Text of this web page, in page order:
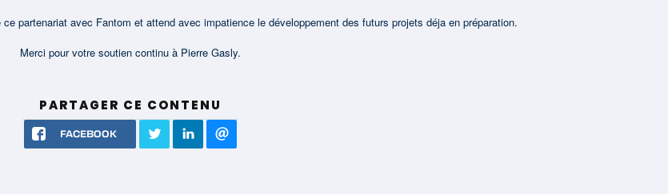
partenariat avec Fantom et attend avec impatience le développement des futurs projets déja en préparation.
Merci pour votre soutien continu à Pierre Gasly.
PARTAGER CE CONTENU
FACEBOOK